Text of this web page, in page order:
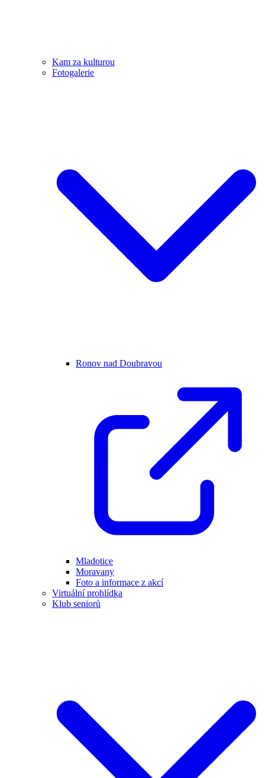
Kam za kulturou
Fotogalerie
Ronov nad Doubravou
Mladotice
Moravany
Foto a informace z akcí
Virtuální prohlídka
Klub seniorů